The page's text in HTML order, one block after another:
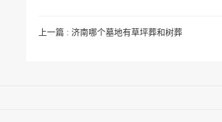
上一篇 : 济南哪个墓地有草坪葬和树葬